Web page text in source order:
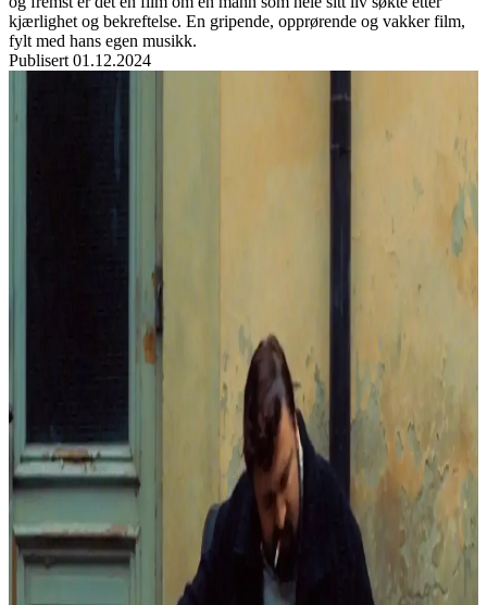
kjærlighet og bekreftelse. En gripende, opprørende og vakker film,
fylt med hans egen musikk.
Publisert 01.12.2024